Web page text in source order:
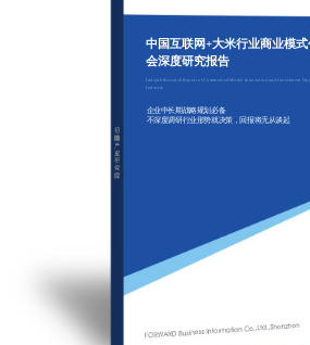
中国互联网+大米行业商业模
会深度研究报告
Indepth Research Report of Commerical Model Innovation and Investment
Industry
企业中长期战略规划必备
不深度调研行业形势就决策，回报将无从谈起